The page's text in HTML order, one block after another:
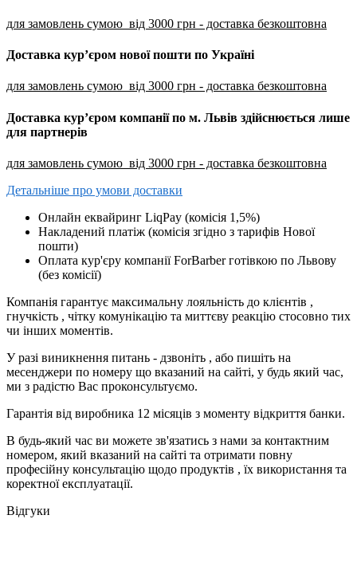
для замовлень сумою від 3000 грн - доставка безкоштовна
Доставка кур’єром нової пошти по Україні
для замовлень сумою від 3000 грн - доставка безкоштовна
Доставка кур’єром компанії по м. Львів здійснюється лише
для партнерів
для замовлень сумою від 3000 грн - доставка безкоштовна
Детальніше про умови доставки
Онлайн еквайринг LiqPay (комісія 1,5%)
Накладений платіж (комісія згідно з тарифів Нової
пошти)
Оплата кур'єру компанії ForBarber готівкою по Львову
(без комісії)
Компанія гарантує максимальну лояльність до клієнтів ,
гнучкість , чітку комунікацію та миттєву реакцію стосовно тих
чи інших моментів.
У разі виникнення питань - дзвоніть , або пишіть на
месенджери по номеру що вказаний на сайті, у будь який час,
ми з радістю Вас проконсультуємо.
Гарантія від виробника 12 місяців з моменту відкриття банки.
В будь-який час ви можете зв'язатись з нами за контактним
номером, який вказаний на сайті та отримати повну
професійну консультацію щодо продуктів , їх використання та
коректної експлуатації.
Відгуки